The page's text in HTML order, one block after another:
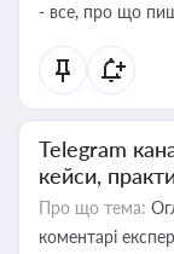
- все, про що
Telegram
кейси,
Про що тема:
коментарі